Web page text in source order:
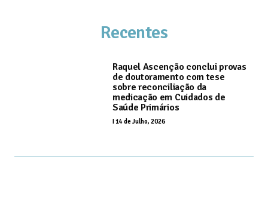
Recentes
Raquel Ascenção conclui provas
de doutoramento com tese
sobre reconciliação da
medicação em Cuidados de
Saúde Primários
14 de Julho, 2026